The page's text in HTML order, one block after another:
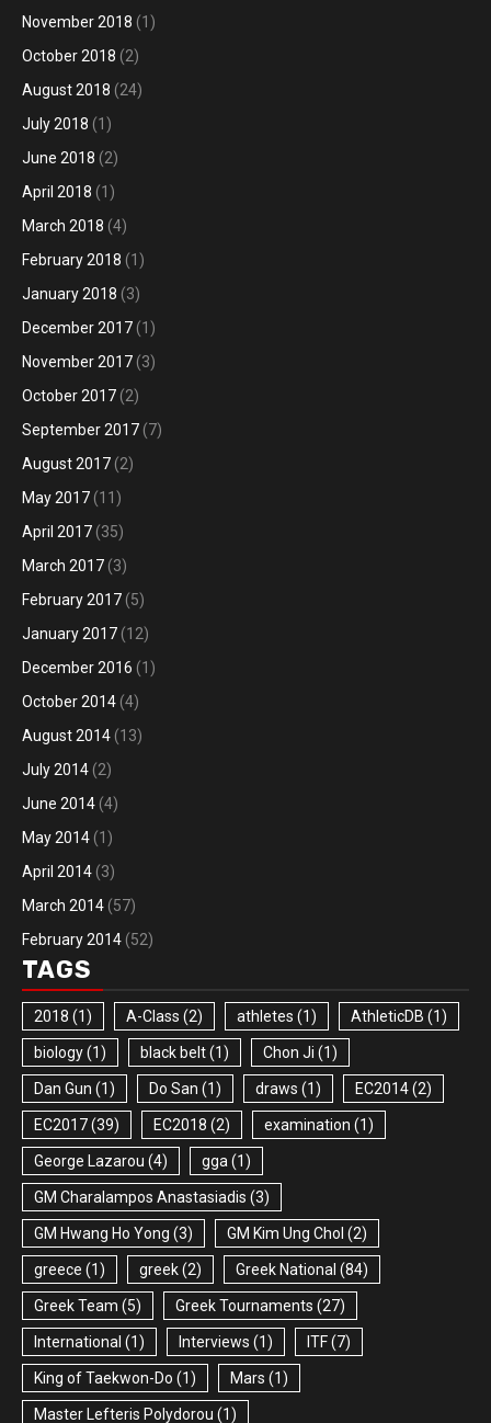
November 2018 (1)
October 2018 (2)
August 2018 (24)
July 2018 (1)
June 2018 (2)
April 2018 (1)
March 2018 (4)
February 2018 (1)
January 2018 (3)
December 2017 (1)
November 2017 (3)
October 2017 (2)
September 2017 (7)
August 2017 (2)
May 2017 (11)
April 2017 (35)
March 2017 (3)
February 2017 (5)
January 2017 (12)
December 2016 (1)
October 2014 (4)
August 2014 (13)
July 2014 (2)
June 2014 (4)
May 2014 (1)
April 2014 (3)
March 2014 (57)
February 2014 (52)
TAGS
2018 (1) A-Class (2) athletes (1) AthleticDB (1)
biology(1) black belt(1) Chon Ji (1)
Dan Gun (1) Do San (1) draws (1) EC2014(2)
EC2017(39) EC2018 (2) examination (1)
George Lazarou (4) gga (1)
GM Charalampos Anastasiadis (3)
GM Hwang Ho Yong (3) GM Kim Ung Chol (2)
greece (1) greek(2) Greek National (84)
Greek Team (5) Greek Tournaments (27)
International (1) Interviews (1) ITF(7)
King of Taekwon-Do (1) Mars (1)
Master Lefteris Polydorou (1)